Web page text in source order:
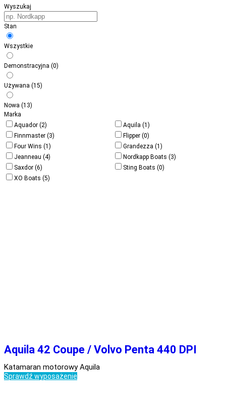
Wyszukaj
Stan
Wszystkie
Demonstracyjna (0)
Używana (15)
Nowa (13)
Marka
Aquador (2) Aquila (1)
Finnmaster (3) Flipper (0)
Four Wins (1) Grandezza (1)
Jeanneau (4) Nordkapp Boats (3)
Saxdor (6) Sting Boats (0)
XO Boats (5)
Aquila 42 Coupe / Volvo Penta 440 DPI
Katamaran motorowy Aquila
Sprawdź wyposażenie